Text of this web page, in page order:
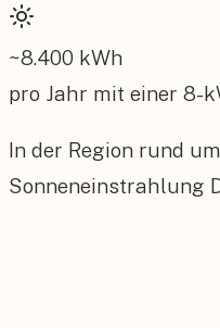
~8.400 kWh
pro Jahr mit einer 8-
In der Region rund
Sonneneinstrahlung